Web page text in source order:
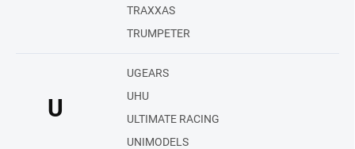
TRAXXAS
TRUMPETER
U
UGEARS
UHU
ULTIMATE RACING
UNIMODELS